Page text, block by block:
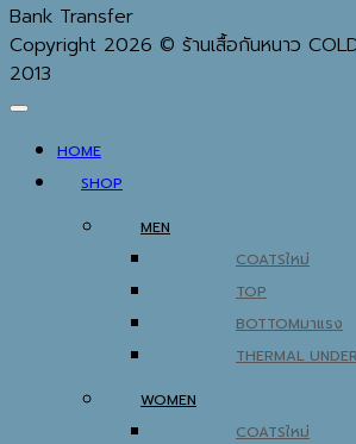
Bank Transfer
Copyright 2026 © ร้านเสื้อกันหนาว
2013
HOME
SHOP
MEN
COATS
TOP
BOTTOM
THERMAL
WOMEN
COATS